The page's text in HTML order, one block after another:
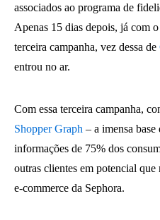
associados ao programa de
Apenas 15 dias depois, já com
terceira campanha, vez dessa de
entrou no ar.
Com essa terceira campanha,
Shopper Graph – a imensa
informações de 75% dos
outras clientes em potencial
e-commerce da Sephora.